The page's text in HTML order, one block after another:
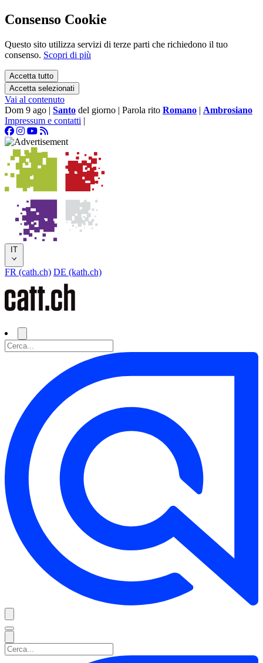
Consenso Cookie
Questo sito utilizza servizi di terze parti che richiedono il tuo
consenso. Scopri di più
Accetta tutto
Accetta selezionati
Vai al contenuto
Dom 9 ago | Santo del giorno | Parola rito Romano | Ambrosiano
Impressum e contatti |
IT
FR (cath.ch) DE (kath.ch)